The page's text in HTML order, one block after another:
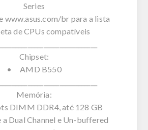
Series
br para a lista
de CPUs compatíveis
Chipset:
• AMD B550
Memória:
DIMM DDR4, até 128 GB
Dual Channel e Un-buffered